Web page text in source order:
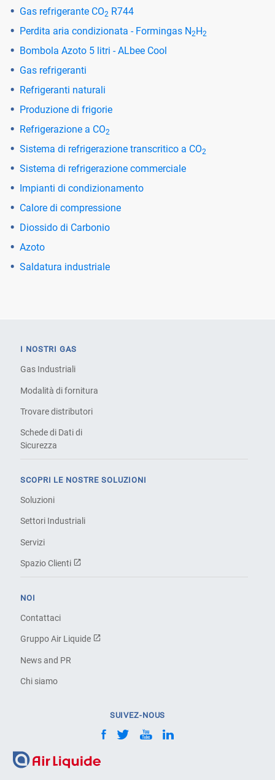
Gas refrigerante CO2 R744
Perdita aria condizionata - Formingas N2H2
Bombola Azoto 5 litri - ALbee Cool
Gas refrigeranti
Refrigeranti naturali
Produzione di frigorie
Refrigerazione a CO2
Sistema di refrigerazione transcritico a CO2
Sistema di refrigerazione commerciale
Impianti di condizionamento
Calore di compressione
Diossido di Carbonio
Azoto
Saldatura industriale
I NOSTRI GAS
Gas Industriali
Modalità di fornitura
Trovare distributori
Schede di Dati di
Sicurezza
SCOPRI LE NOSTRE SOLUZIONI
Soluzioni
Settori Industriali
Servizi
Spazio Clienti
NOI
Contattaci
Gruppo Air Liquide
News and PR
Chi siamo
SUIVEZ-NOUS